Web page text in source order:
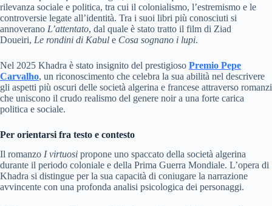
rilevanza sociale e politica, tra cui il colonialismo, l’estremismo e le
controversie legate all’identità. Tra i suoi libri più conosciuti si
annoverano L’attentato, dal quale è stato tratto il film di Ziad
Doueiri, Le rondini di Kabul e Cosa sognano i lupi.
Nel 2025 Khadra è stato insignito del prestigioso Premio Pepe
Carvalho, un riconoscimento che celebra la sua abilità nel descrivere
gli aspetti più oscuri delle società algerina e francese attraverso romanzi
che uniscono il crudo realismo del genere noir a una forte carica
politica e sociale.
Per orientarsi fra testo e contesto
Il romanzo I virtuosi propone uno spaccato della società algerina
durante il periodo coloniale e della Prima Guerra Mondiale. L’opera di
Khadra si distingue per la sua capacità di coniugare la narrazione
avvincente con una profonda analisi psicologica dei personaggi.